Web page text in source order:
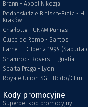
Brann - Apoel Nikozja
Podbeskidzie Bielsko-Biała -
Kraków
Charlotte - UNAM Pumas
Clube do Remo - Santos
Larne - FC Iberia 1999
Shamrock Rovers - Egnatia
Sparta Praga - Lyon
Royale Union SG - Bodo/Glimt
Kody promocyjne
Superbet kod promocyjny